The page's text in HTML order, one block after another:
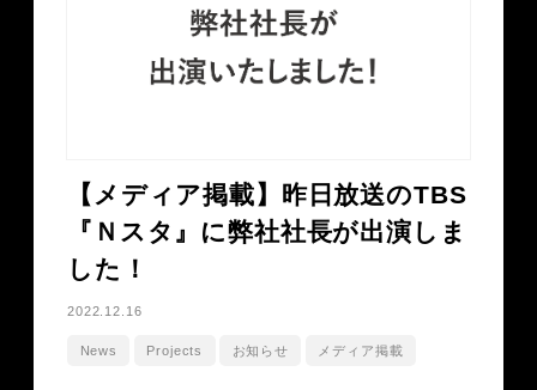
【メディア掲載】昨日放送のTBS
『Ｎスタ』に弊社社長が出演しま
した！
2022.12.16
News Projects お知らせ メディア掲載